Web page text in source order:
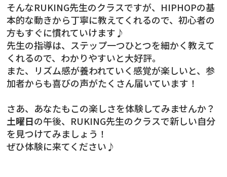
そんなRUKING先生のクラスですが、HIPHOPの基
本的な動きから丁寧に教えてくれるので、初心者の
方もすぐに慣れていけます♪
先生の指導は、ステップ一つひとつを細かく教えて
くれるので、わかりやすいと大好評。
また、リズム感が養われていく感覚が楽しいと、参
加者からも喜びの声がたくさん届いています！
さあ、あなたもこの楽しさを体験してみませんか？
土曜日の午後、RUKING先生のクラスで新しい自分
を見つけてみましょう！
ぜひ体験に来てください♪